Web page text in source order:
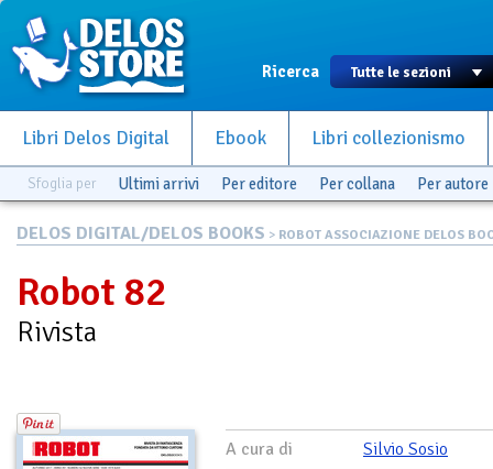
Ricerca
Libri Delos Digital Ebook Libri collezionismo
Sfoglia per Ultimi arrivi Per editore Per collana Per autore
DELOS DIGITAL/DELOS BOOKS > ROBOT ASSOCIAZIONE DELOS
Robot 82
Rivista
A cura di
Silvio Sosio